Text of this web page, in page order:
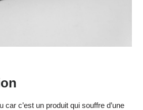
c’est un produit qui souffre d’une